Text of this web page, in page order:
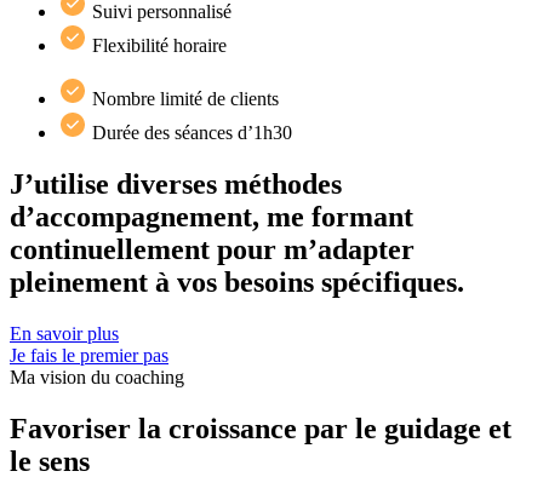
Suivi personnalisé
Flexibilité horaire
Nombre limité de clients
Durée des séances d’1h30
J’utilise diverses méthodes
d’accompagnement, me formant
continuellement pour m’adapter
pleinement à vos besoins spécifiques.
En savoir plus
Je fais le premier pas
Ma vision du coaching
Favoriser la croissance par le guidage et
le sens